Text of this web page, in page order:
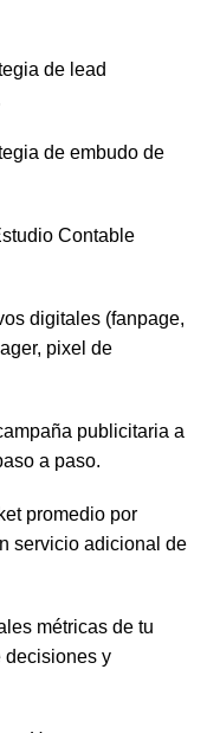
de lead
de embudo de
Contable
digitales (fanpage,
pixel de
publicitaria a
a paso.
promedio por
servicio adicional de
métricas de tu
decisiones y